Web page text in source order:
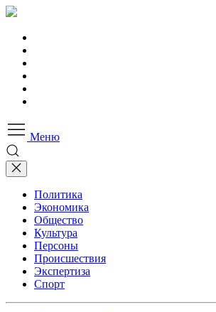
Меню
Политика
Экономика
Общество
Культура
Персоны
Происшествия
Экспертиза
Спорт